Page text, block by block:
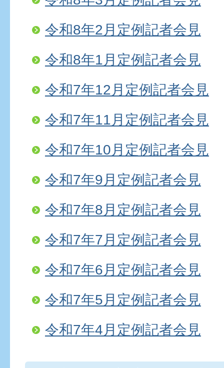
令和8年2月定例記者会見
令和8年1月定例記者会見
令和7年12月定例記者会見
令和7年11月定例記者会見
令和7年10月定例記者会見
令和7年9月定例記者会見
令和7年8月定例記者会見
令和7年7月定例記者会見
令和7年6月定例記者会見
令和7年5月定例記者会見
令和7年4月定例記者会見